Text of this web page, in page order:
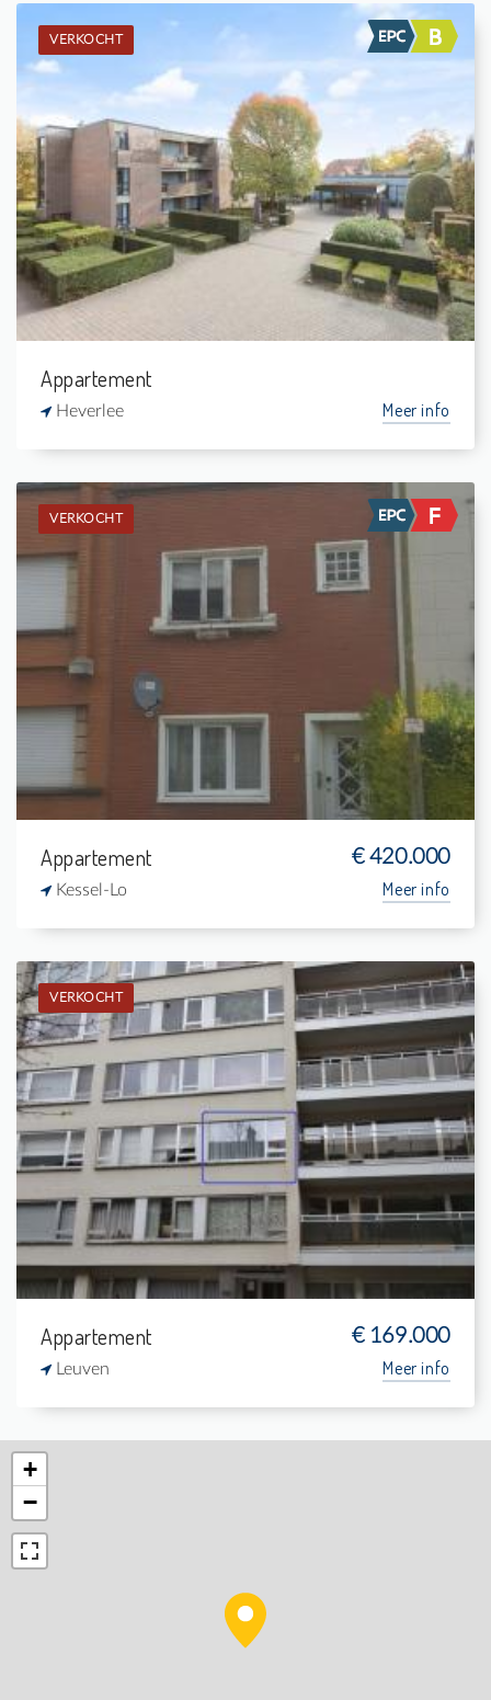
VERKOCHT
Verkocht: Assistentie-appartement
1
4 m²
1
54 m²
Appartement
Heverlee Meer info
VERKOCHT
Verkocht: Appartementsgebouw
Appartement € 420.000
Kessel-Lo Meer info
VERKOCHT
Verkocht: Studio
-
-
24 m²
Appartement € 169.000
Leuven Meer info
+
−